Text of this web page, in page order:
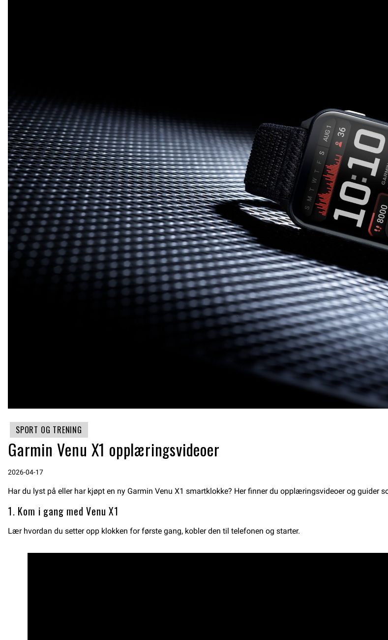
SPORT OG TRENING
Garmin Venu X1 opplæringsvideoer
2026-04-17
Har du lyst på eller har kjøpt en ny Garmin Venu X1 smartklokke? Her finner du opplæringsvideoer og guider
1. Kom i gang med Venu X1
Lær hvordan du setter opp klokken for første gang, kobler den til telefonen og starter.